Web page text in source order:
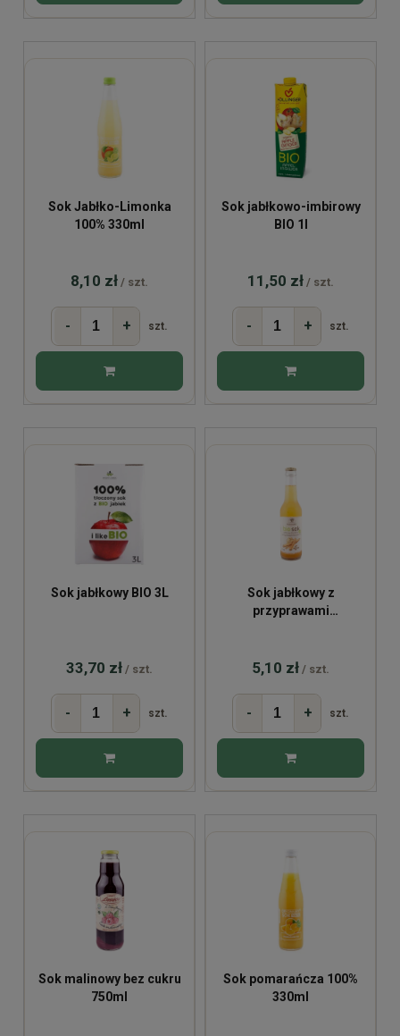
Sok Jabłko-Limonka
100% 330ml
8,10 zł / szt.
- + szt.
Sok jabłkowo-imbirowy
BIO 1l
11,50 zł / szt.
- + szt.
Sok jabłkowy BIO 3L
33,70 zł / szt.
- + szt.
Sok jabłkowy z
przyprawami
5,10 zł / szt.
- + szt.
Sok malinowy bez cukru
750ml
Sok pomarańcza 100%
330ml